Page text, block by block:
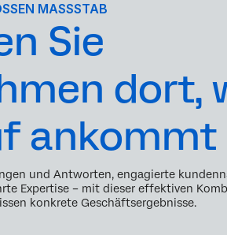
MASSSTAB
Sie
dort,
ankommt
und Antworten, engagierte
Expertise – mit dieser effektiven
konkrete Geschäftsergebnisse.